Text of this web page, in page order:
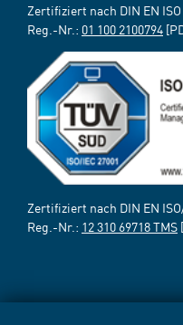
Zertifiziert nach DIN EN
Reg.-Nr.: 01 100 2100794
Zertifiziert nach DIN EN
Reg.-Nr.: 12 310 69718 TMS